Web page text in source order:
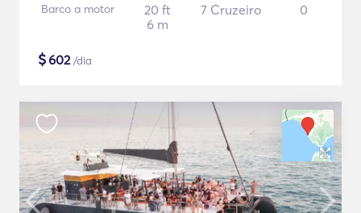
Barco a motor
20 ft
6 m
7 Cruzeiro 0
$602/dia